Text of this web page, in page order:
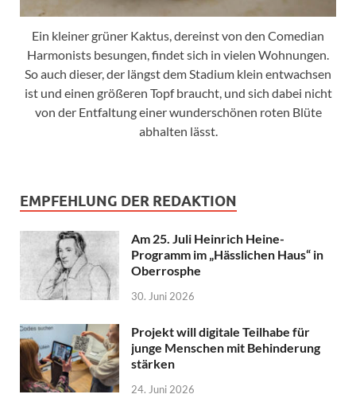
Ein kleiner grüner Kaktus, dereinst von den Comedian
Harmonists besungen, findet sich in vielen Wohnungen.
So auch dieser, der längst dem Stadium klein entwachsen
ist und einen größeren Topf braucht, und sich dabei nicht
von der Entfaltung einer wunderschönen roten Blüte
abhalten lässt.
EMPFEHLUNG DER REDAKTION
Am 25. Juli Heinrich Heine-
Programm im „Hässlichen Haus“ in
Oberrosphe
30. Juni 2026
Projekt will digitale Teilhabe für
junge Menschen mit Behinderung
stärken
24. Juni 2026